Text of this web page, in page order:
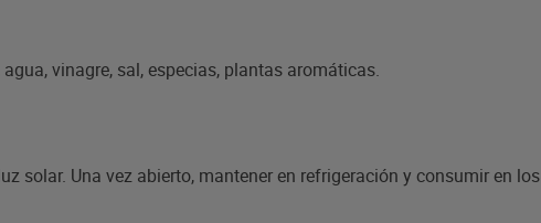
vinagre, sal, especias, plantas aromáticas.
solar. Una vez abierto, mantener en refrigeración y consumir en los